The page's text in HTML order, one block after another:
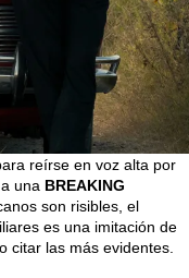
reírse en voz alta por
una BREAKING
son risibles, el
es una imitación de
citar las más evidentes.